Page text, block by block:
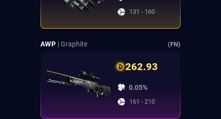
131 - 160
AWP | Graphite (FN)
262.93
0.05%
161 - 210